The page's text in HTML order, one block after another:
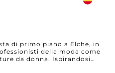
di primo piano a Elche, in
della moda come
da donna. Ispirandosi